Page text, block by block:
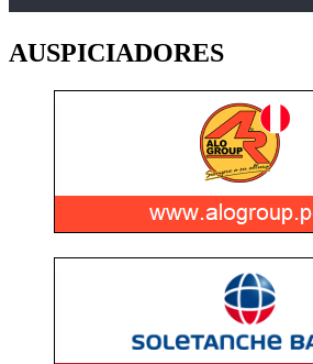
AUSPICIADORES